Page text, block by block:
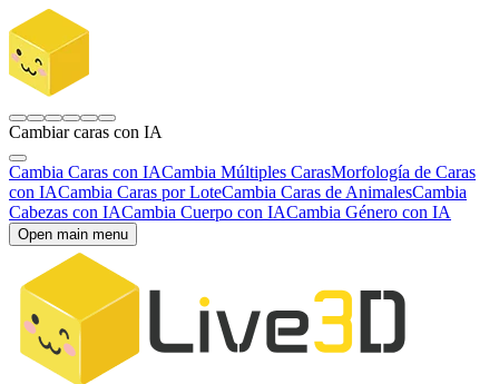
Cambiar caras con IA
Cambia Caras con IACambia Múltiples CarasMorfología de Caras
con IACambia Caras por LoteCambia Caras de AnimalesCambia
Cabezas con IACambia Cuerpo con IACambia Género con IA
Open main menu